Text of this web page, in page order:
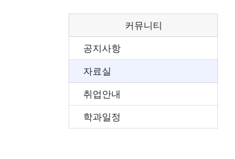
커뮤니티
공지사항
자료실
취업안내
학과일정